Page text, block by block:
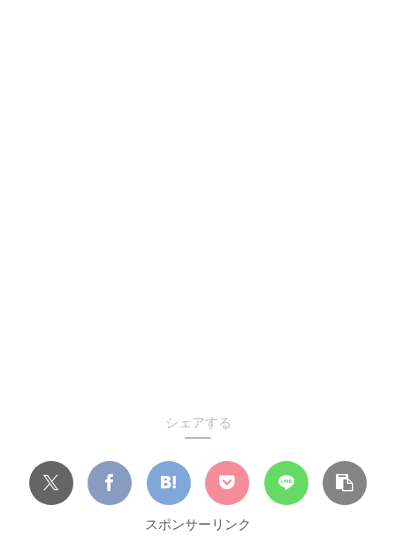
シェアする
スポンサーリンク